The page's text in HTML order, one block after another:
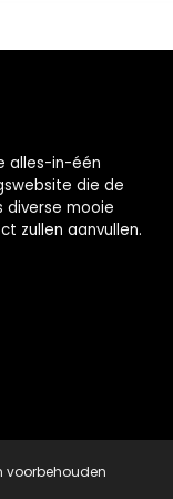
alles-in-één
die de
diverse mooie
zullen aanvullen.
voorbehouden